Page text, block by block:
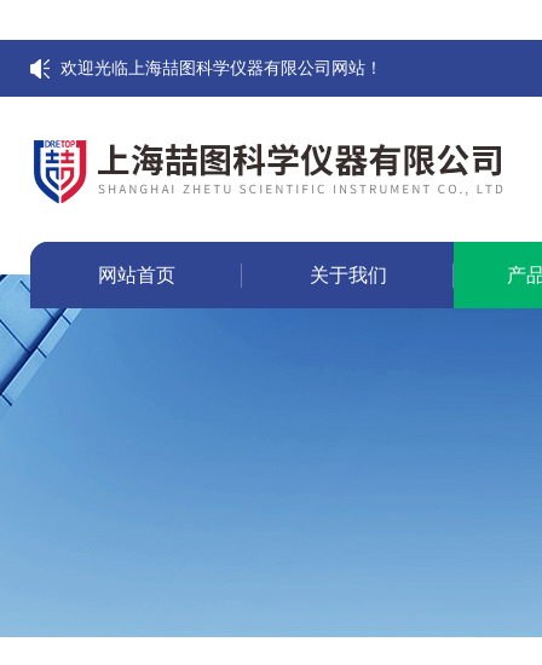
欢迎光临上海喆图科学仪器有限公司网站！
网站首页 关于我们 产